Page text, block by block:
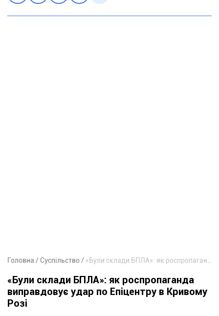
Головна Суспільство
«Були склади БПЛА»: як роспропаганда
виправдовує удар по Епіцентру в Кривому
Розі